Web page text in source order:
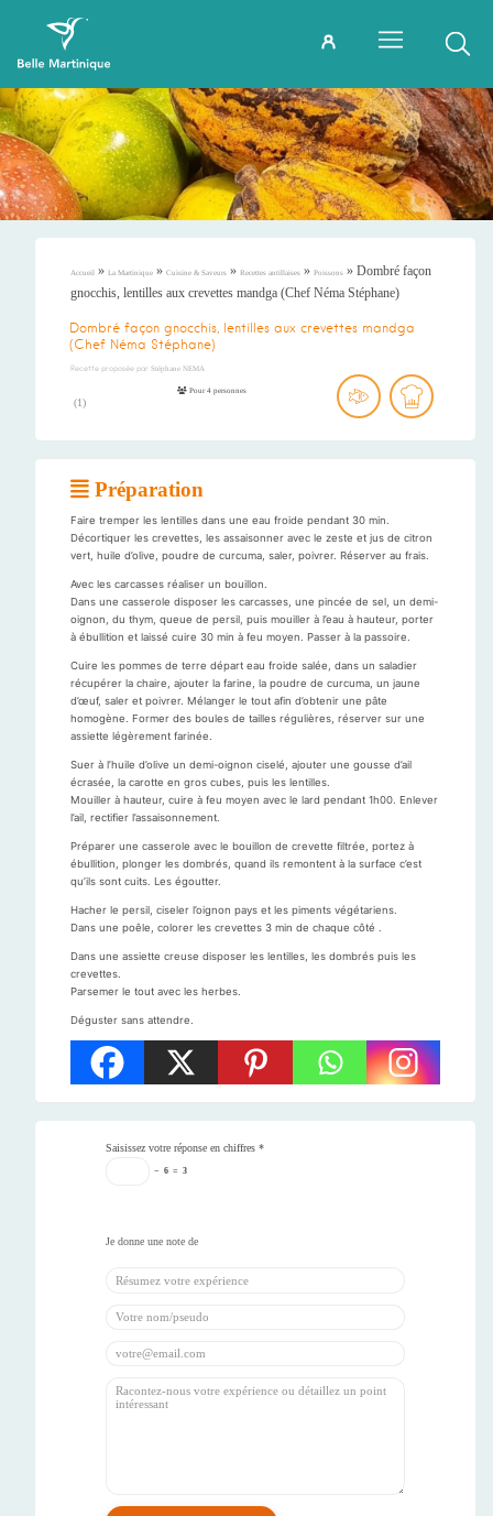
Accueil » La Martinique » Cuisine & Saveurs » Recettes antillaises » Poissons » Dombré façon
gnocchis, lentilles aux crevettes mandga (Chef Néma Stéphane)
Dombré façon gnocchis, lentilles aux crevettes mandga
(Chef Néma Stéphane)
Recette proposée par Stéphane NEMA
(1)
Pour 4 personnes
Préparation
Faire tremper les lentilles dans une eau froide pendant 30 min.
Décortiquer les crevettes, les assaisonner avec le zeste et jus de citron
vert, huile d’olive, poudre de curcuma, saler, poivrer. Réserver au frais.
Avec les carcasses réaliser un bouillon.
Dans une casserole disposer les carcasses, une pincée de sel, un demi-
oignon, du thym, queue de persil, puis mouiller à l’eau à hauteur, porter
à ébullition et laissé cuire 30 min à feu moyen. Passer à la passoire.
Cuire les pommes de terre départ eau froide salée, dans un saladier
récupérer la chaire, ajouter la farine, la poudre de curcuma, un jaune
d’œuf, saler et poivrer. Mélanger le tout afin d’obtenir une pâte
homogène. Former des boules de tailles régulières, réserver sur une
assiette légèrement farinée.
Suer à l’huile d’olive un demi-oignon ciselé, ajouter une gousse d’ail
écrasée, la carotte en gros cubes, puis les lentilles.
Mouiller à hauteur, cuire à feu moyen avec le lard pendant 1h00. Enlever
l’ail, rectifier l’assaisonnement.
Préparer une casserole avec le bouillon de crevette filtrée, portez à
ébullition, plonger les dombrés, quand ils remontent à la surface c’est
qu’ils sont cuits. Les égoutter.
Hacher le persil, ciseler l’oignon pays et les piments végétariens.
Dans une poêle, colorer les crevettes 3 min de chaque côté .
Dans une assiette creuse disposer les lentilles, les dombrés puis les
crevettes.
Parsemer le tout avec les herbes.
Déguster sans attendre.
Saisissez votre réponse en chiffres *
− 6 = 3